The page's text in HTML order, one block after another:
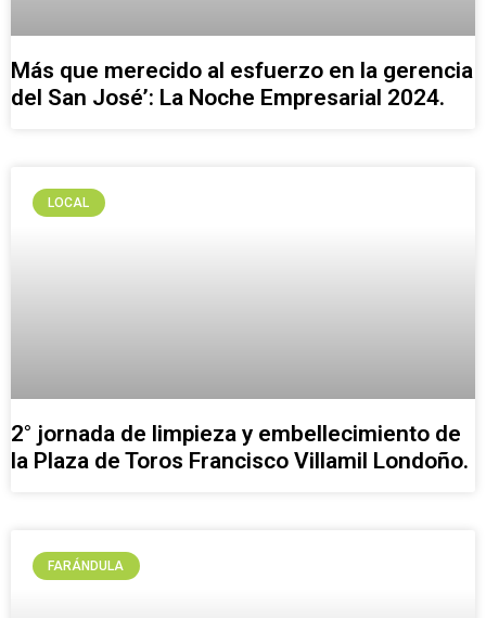
Más que merecido al esfuerzo en la gerencia
del San José’: La Noche Empresarial 2024.
LOCAL
2° jornada de limpieza y embellecimiento de
la Plaza de Toros Francisco Villamil Londoño.
FARÁNDULA